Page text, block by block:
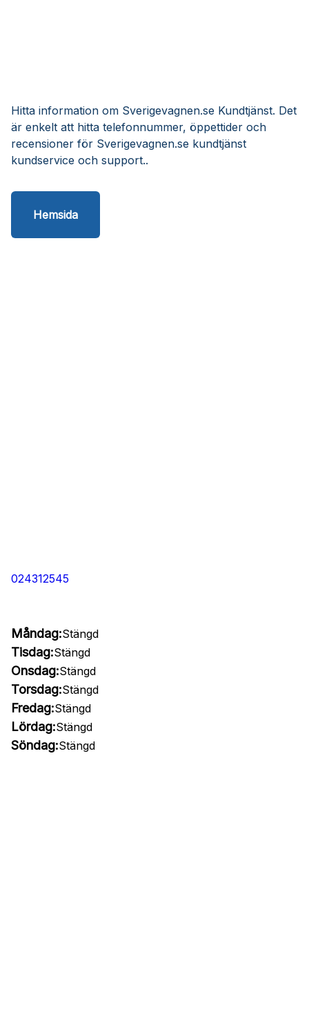
Hitta information om Sverigevagnen.se Kundtjänst. Det
är enkelt att hitta telefonnummer, öppettider och
recensioner för Sverigevagnen.se kundtjänst
kundservice och support..
Hemsida
024312545
Måndag:Stängd
Tisdag:Stängd
Onsdag:Stängd
Torsdag:Stängd
Fredag:Stängd
Lördag:Stängd
Söndag:Stängd